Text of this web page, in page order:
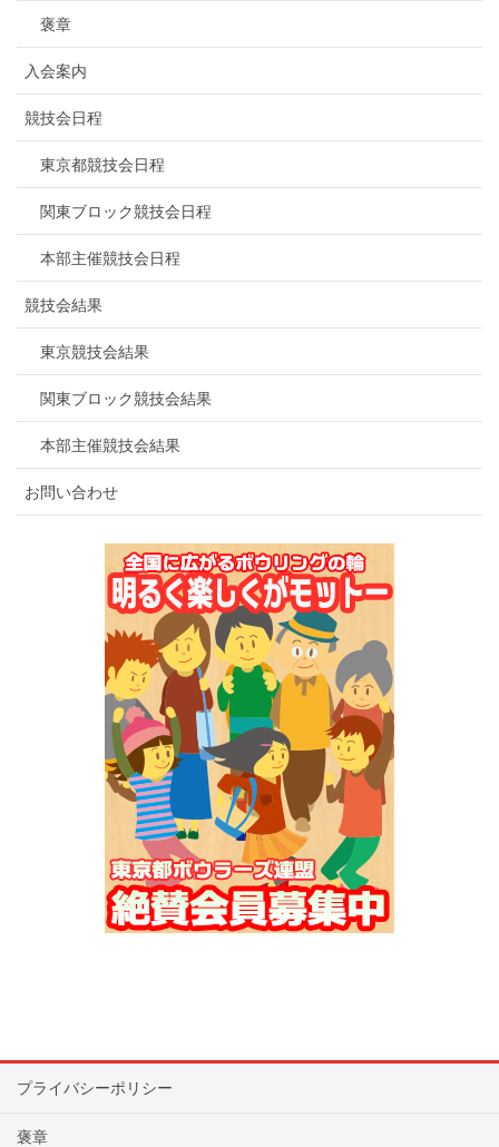
褒章
入会案内
競技会日程
東京都競技会日程
関東ブロック競技会日程
本部主催競技会日程
競技会結果
東京競技会結果
関東ブロック競技会結果
本部主催競技会結果
お問い合わせ
プライバシーポリシー
褒章